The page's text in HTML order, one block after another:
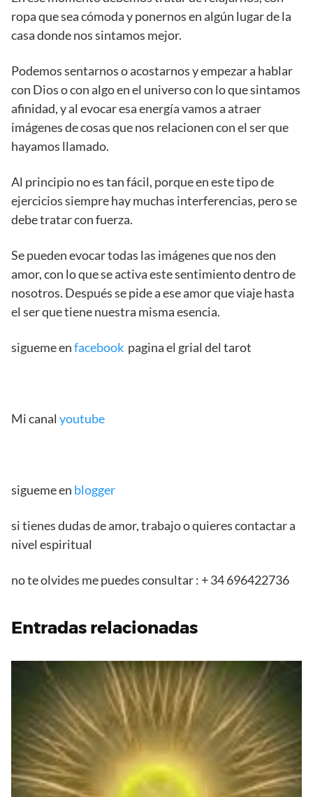
ropa que sea cómoda y ponernos en algún lugar de la
casa donde nos sintamos mejor.
Podemos sentarnos o acostarnos y empezar a hablar
con Dios o con algo en el universo con lo que sintamos
afinidad, y al evocar esa energía vamos a atraer
imágenes de cosas que nos relacionen con el ser que
hayamos llamado.
Al principio no es tan fácil, porque en este tipo de
ejercicios siempre hay muchas interferencias, pero se
debe tratar con fuerza.
Se pueden evocar todas las imágenes que nos den
amor, con lo que se activa este sentimiento dentro de
nosotros. Después se pide a ese amor que viaje hasta
el ser que tiene nuestra misma esencia.
sigueme enfacebook pagina el grial del tarot
Mi canal youtube
sigueme en blogger
si tienes dudas de amor, trabajo o quieres contactar a
nivel espiritual
no te olvides me puedes consultar : + 34 696422736
Entradas relacionadas